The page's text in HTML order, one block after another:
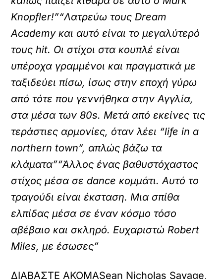
Knopfler!”“Λατρεύω τους Dream
Academy και αυτό είναι το μεγαλύτερό
τους hit. Οι στίχοι στα κουπλέ είναι
υπέροχα γραμμένοι και πραγματικά με
ταξιδεύει πίσω, ίσως στην εποχή γύρω
από τότε που γεννήθηκα στην Αγγλία,
στα μέσα των 80s. Μετά από εκείνες τις
τεράστιες αρμονίες, όταν λέει “life in a
northern town”, απλώς βάζω τα
κλάματα”“Άλλος ένας βαθυστόχαστος
στίχος μέσα σε dance κομμάτι. Αυτό το
τραγούδι είναι έκσταση. Μια σπίθα
ελπίδας μέσα σε έναν κόσμο τόσο
αβέβαιο και σκληρό. Ευχαριστώ Robert
Miles, με έσωσες”
ΔΙΑΒΑΣΤΕ ΑΚΟΜΑSean Nicholas Savage,